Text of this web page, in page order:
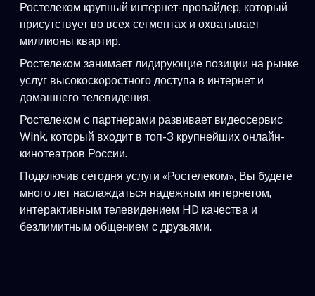
Ростелеком крупный интернет-провайдер, который
присутствует во всех сегментах и охватывает
миллионы квартир.
Ростелеком занимает лидирующие позиции на рынке
услуг высокоскоростного доступа в интернет и
домашнего телевидения.
Ростелеком с партнерами развивает видеосервис
Wink, который входит в топ-3 крупнейших онлайн-
кинотеатров России.
Подключив сегодня услуги «Ростелеком», Вы будете
много лет наслаждаться надежным интернетом,
интерактивным телевидением HD качества и
безлимитным общением с друзьями.